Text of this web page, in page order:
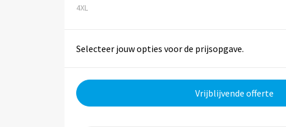
4XL
Selecteer jouw opties voor de prijsopgave.
Vrijblijvende offerte